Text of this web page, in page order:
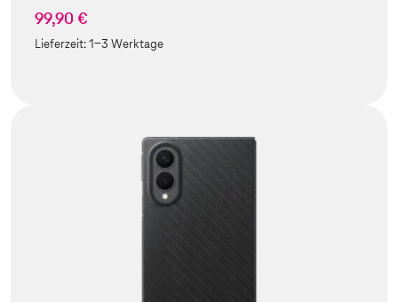
99,90 €
Lieferzeit:1-3 Werktage